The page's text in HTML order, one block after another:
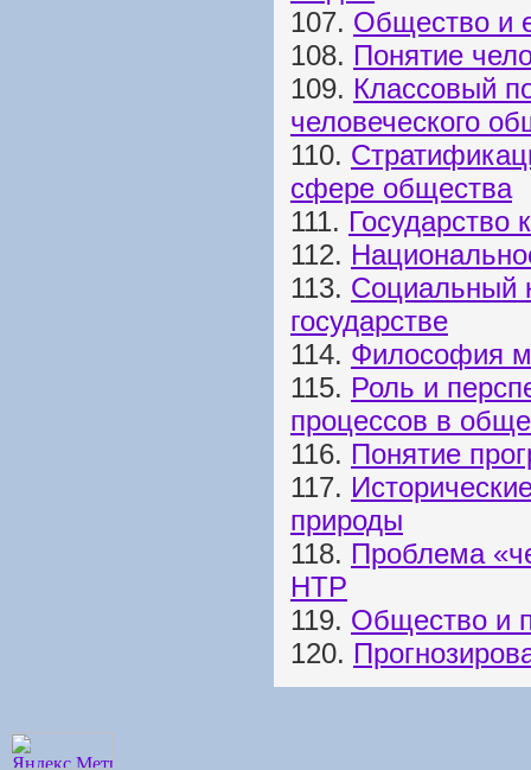
107. Общество и
108. Понятие
109. Классовый
человеческого
110.
сфере общества
111. Государство
112.
113. Социальный
государстве
114. Философия
115. Роль и
процессов в
116. Понятие
117.
природы
118. Проблема
НТР
119. Общество и
120.